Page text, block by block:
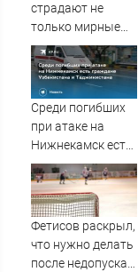
страдают не
только мирные
россияне,
заявила
Захарова
Среди погибших
при атаке на
Нижнекамск есть
граждане
Узбекистана и
Таджикистана
Фетисов раскрыл,
что нужно делать
после недопуска